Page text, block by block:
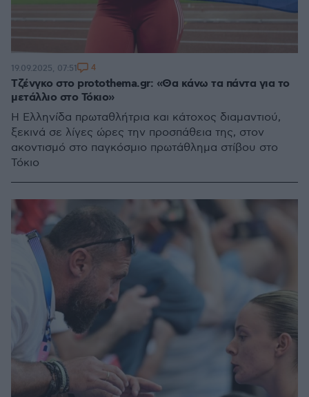
Τζένγκο στο protothema.gr: «Θα κάνω τα πάντα για το
μετάλλιο στο Τόκιο»
Η Ελληνίδα πρωταθλήτρια και κάτοχος διαμαντιού,
ξεκινά σε λίγες ώρες την προσπάθεια της, στον
ακοντισμό στο παγκόσμιο πρωτάθλημα στίβου στο
Τόκιο
19.09.2025, 07:51 4